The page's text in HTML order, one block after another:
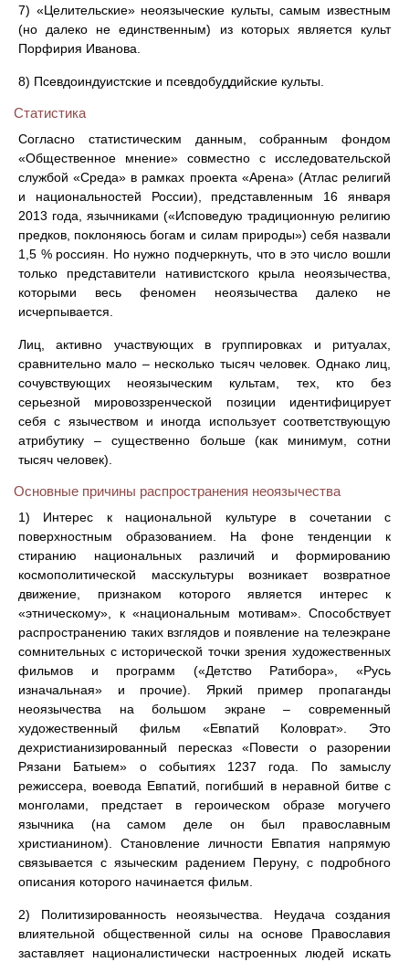
7) «Целительские» неоязыческие культы, самым известным
(но далеко не единственным) из которых является культ
Порфирия Иванова.
8) Псевдоиндуистские и псевдобуддийские культы.
Статистика
Согласно статистическим данным, собранным фондом
«Общественное мнение» совместно с исследовательской
службой «Среда» в рамках проекта «Арена» (Атлас религий
и национальностей России), представленным 16 января
2013 года, язычниками («Исповедую традиционную религию
предков, поклоняюсь богам и силам природы») себя назвали
1,5 % россиян. Но нужно подчеркнуть, что в это число вошли
только представители нативистского крыла неоязычества,
которыми весь феномен неоязычества далеко не
исчерпывается.
Лиц, активно участвующих в группировках и ритуалах,
сравнительно мало – несколько тысяч человек. Однако лиц,
сочувствующих неоязыческим культам, тех, кто без
серьезной мировоззренческой позиции идентифицирует
себя с язычеством и иногда использует соответствующую
атрибутику – существенно больше (как минимум, сотни
тысяч человек).
Основные причины распространения неоязычества
1) Интерес к национальной культуре в сочетании с
поверхностным образованием. На фоне тенденции к
стиранию национальных различий и формированию
космополитической масскультуры возникает возвратное
движение, признаком которого является интерес к
«этническому», к «национальным мотивам». Способствует
распространению таких взглядов и появление на телеэкране
сомнительных с исторической точки зрения художественных
фильмов и программ («Детство Ратибора», «Русь
изначальная» и прочие). Яркий пример пропаганды
неоязычества на большом экране – современный
художественный фильм «Евпатий Коловрат». Это
дехристианизированный пересказ «Повести о разорении
Рязани Батыем» о событиях 1237 года. По замыслу
режиссера, воевода Евпатий, погибший в неравной битве с
монголами, предстает в героическом образе могучего
язычника (на самом деле он был православным
христианином). Становление личности Евпатия напрямую
связывается с языческим радением Перуну, с подробного
описания которого начинается фильм.
2) Политизированность неоязычества. Неудача создания
влиятельной общественной силы на основе Православия
заставляет националистически настроенных людей искать